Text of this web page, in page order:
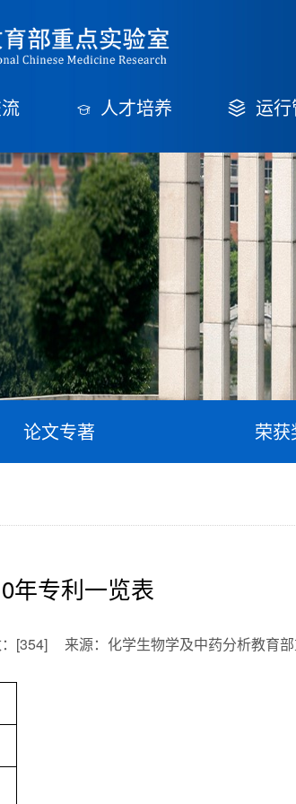
人才培养 运
论文专著 荣获
年专利一览表
[354] 来源： 化学生物学及中药分析教育